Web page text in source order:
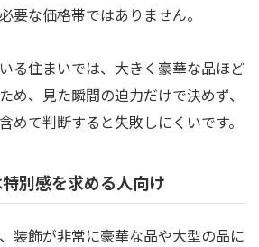
要な価格帯ではありません。
る住まいでは、大きく豪華な品ほど
め、見た瞬間の迫力だけで決めず、
めて判断すると失敗しにくいです。
別感を求める人向け
装飾が非常に豪華な品や大型の品に